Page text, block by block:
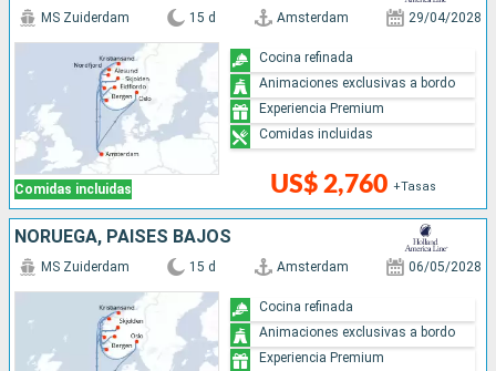
Comidas incluidas
MS Zuiderdam 15 d Amsterdam 29/04/2028
US$ 2,760 +Tasas
Cocina refinada
Animaciones exclusivas a bordo
Experiencia Premium
Comidas incluidas
NORUEGA, PAISES BAJOS
MS Zuiderdam 15 d Amsterdam 06/05/2028
Cocina refinada
Animaciones exclusivas a bordo
Experiencia Premium